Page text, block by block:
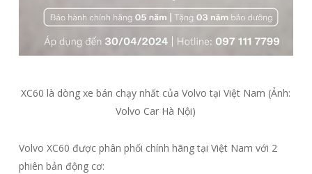
XC60 là dòng xe bán chạy nhất của Volvo tại Việt Nam (Ảnh:
Volvo Car Hà Nội)
Volvo XC60 được phân phối chính hãng tại Việt Nam với 2
phiên bản động cơ: